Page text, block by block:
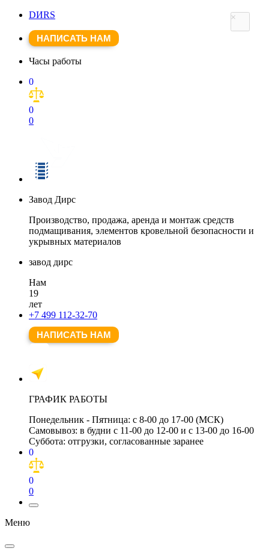
DИRS
НАПИСАТЬ НАМ
Часы работы
0
0
0
Завод Дирс
Производство, продажа, аренда и монтаж средств
подмащивания, элементов кровельной безопасности и
укрывных материалов
завод дирс
Нам
19
лет
+7 499 112-32-70
НАПИСАТЬ НАМ
ГРАФИК РАБОТЫ
Понедельник - Пятница: с 8-00 до 17-00 (МСК)
Самовывоз: в будни с 11-00 до 12-00 и с 13-00 до 16-00
Суббота: отгрузки, согласованные заранее
0
0
0
Меню
×